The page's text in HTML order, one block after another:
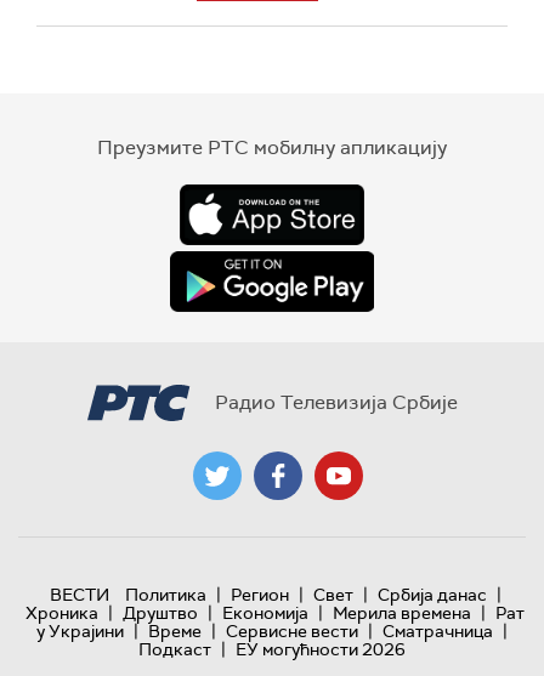
Преузмите РТС мобилну апликацију
Радио Телевизија Србије
ВЕСТИ Политика | Регион | Свет | Србија данас |
Хроника | Друштво | Економија | Мерила времена | Рат
у Украјини | Време | Сервисне вести | Сматрачница |
Подкаст | ЕУ могућности 2026